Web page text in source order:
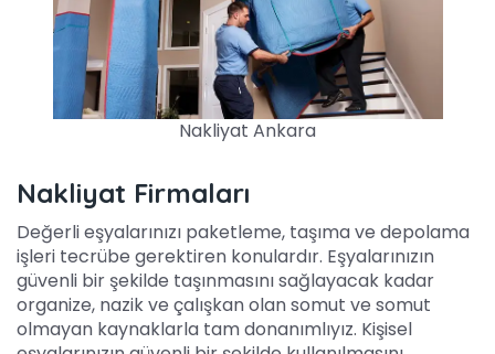
Nakliyat Ankara
Nakliyat Firmaları
Değerli eşyalarınızı paketleme, taşıma ve depolama
işleri tecrübe gerektiren konulardır. Eşyalarınızın
güvenli bir şekilde taşınmasını sağlayacak kadar
organize, nazik ve çalışkan olan somut ve somut
olmayan kaynaklarla tam donanımlıyız. Kişisel